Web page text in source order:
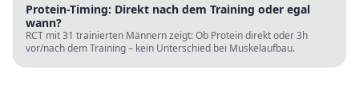
Protein-Timing: Direkt nach dem Training oder egal
wann?
RCT mit 31 trainierten Männern zeigt: Ob Protein direkt oder 3h
vor/nach dem Training – kein Unterschied bei Muskelaufbau.